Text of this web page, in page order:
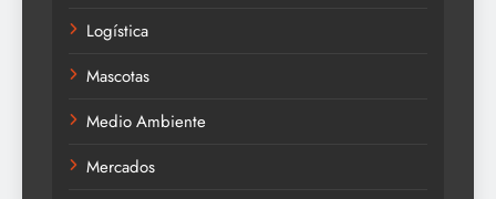
Logística
Mascotas
Medio Ambiente
Mercados